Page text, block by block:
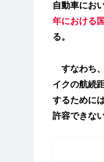
自動車にお
年における
る。
すなわち、
イクの航続
するために
許容できな